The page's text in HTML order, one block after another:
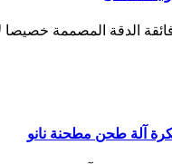
الدقة المصممة خصيصا